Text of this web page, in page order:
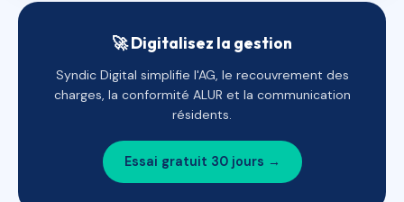
🚀 Digitalisez la gestion
Syndic Digital simplifie l'AG, le recouvrement des
charges, la conformité ALUR et la communication
résidents.
Essai gratuit 30 jours →